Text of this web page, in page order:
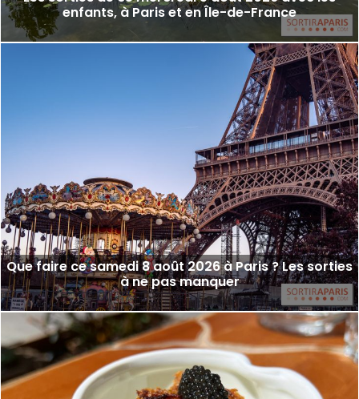
Les sorties de ce mercredi 5 août 2026 avec les
enfants, à Paris et en Île-de-France
Que faire ce samedi 8 août 2026 à Paris ? Les sorties
à ne pas manquer